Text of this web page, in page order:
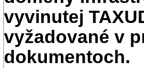
vyvinutej
vyžadované v
dokumentoch.